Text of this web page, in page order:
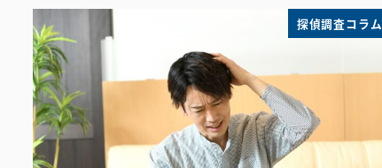
探偵調査コラム